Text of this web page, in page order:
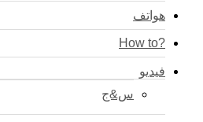
هواتف
?How to
فيديو
س&ج